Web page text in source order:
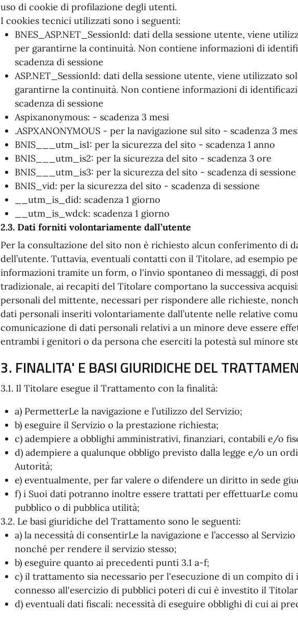
uso di cookie di profilazione degli utenti.
I cookies tecnici utilizzati sono i seguenti:
BNES_ASP.NET_SessionId: dati della sessione utente, viene
per garantirne la continuità. Non contiene informazioni di
scadenza di sessione
ASP.NET_SessionId: dati della sessione utente, viene utilizzato
garantirne la continuità. Non contiene informazioni di
scadenza di sessione
Aspixanonymous: - scadenza 3 mesi
.ASPXANONYMOUS - per la navigazione sul sito - scadenza 3
BNIS___utm_is1: per la sicurezza del sito - scadenza 1 anno
BNIS___utm_is2: per la sicurezza del sito - scadenza 3 ore
BNIS___utm_is3: per la sicurezza del sito - scadenza di sessione
BNIS_vid: per la sicurezza del sito - scadenza di sessione
__utm_is_did: scadenza 1 giorno
__utm_is_wdck: scadenza 1 giorno
2.3. Dati forniti volontariamente dall’utente
Per la consultazione del sito non è richiesto alcun conferimento di
dell’utente. Tuttavia, eventuali contatti con il Titolare, ad esempio
informazioni tramite un form, o l'invio spontaneo di messaggi, di
tradizionale, ai recapiti del Titolare comportano la successiva
personali del mittente, necessari per rispondere alle richieste,
dati personali inseriti volontariamente dall’utente nelle relative
comunicazione di dati personali relativi a un minore deve essere
entrambi i genitori o da persona che eserciti la potestà sul minore
3. FINALITA' E BASI GIURIDICHE DEL
3.1. Il Titolare esegue il Trattamento con la finalità:
a) PermetterLe la navigazione e l’utilizzo del Servizio;
b) eseguire il Servizio o la prestazione richiesta;
c) adempiere a obblighi amministrativi, finanziari, contabili e/o
d) adempiere a qualunque obbligo previsto dalla legge e/o un
Autorità;
e) eventualmente, per far valere o difendere un diritto in sede
f) i Suoi dati potranno inoltre essere trattati per effettuarLe
pubblico o di pubblica utilità;
3.2. Le basi giuridiche del Trattamento sono le seguenti:
a) la necessità di consentirLe la navigazione e l’accesso al
nonché per rendere il servizio stesso;
b) eseguire quanto ai precedenti punti 3.1 a-f;
c) il trattamento sia necessario per l'esecuzione di un compito di
connesso all'esercizio di pubblici poteri di cui è investito il
d) eventuali dati fiscali: necessità di eseguire obblighi di cui ai